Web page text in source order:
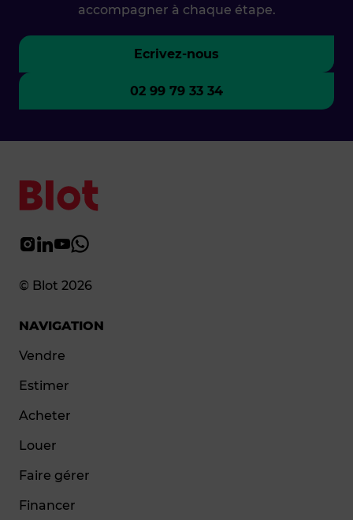
accompagner à chaque étape.
Ecrivez-nous
02 99 79 33 34
© Blot 2026
NAVIGATION
Vendre
Estimer
Acheter
Louer
Faire gérer
Financer